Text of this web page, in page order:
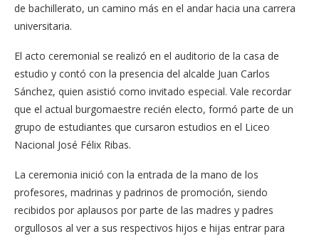
de bachillerato, un camino más en el andar hacia una carrera
universitaria.
El acto ceremonial se realizó en el auditorio de la casa de
estudio y contó con la presencia del alcalde Juan Carlos
Sánchez, quien asistió como invitado especial. Vale recordar
que el actual burgomaestre recién electo, formó parte de un
grupo de estudiantes que cursaron estudios en el Liceo
Nacional José Félix Ribas.
La ceremonia inició con la entrada de la mano de los
profesores, madrinas y padrinos de promoción, siendo
recibidos por aplausos por parte de las madres y padres
orgullosos al ver a sus respectivos hijos e hijas entrar para